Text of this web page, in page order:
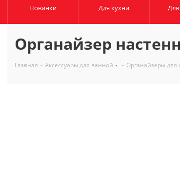
Новинки Для кухни
Органайзер
Главная - Аксессуары для ванной - Органайзеры для